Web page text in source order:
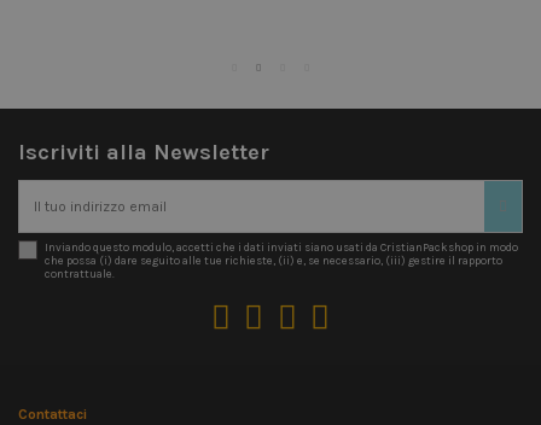
Iscriviti alla Newsletter
Inviando questo modulo, accetti che i dati inviati siano usati da CristianPackshop in modo
che possa (i) dare seguito alle tue richieste, (ii) e, se necessario, (iii) gestire il rapporto
contrattuale.
Contattaci